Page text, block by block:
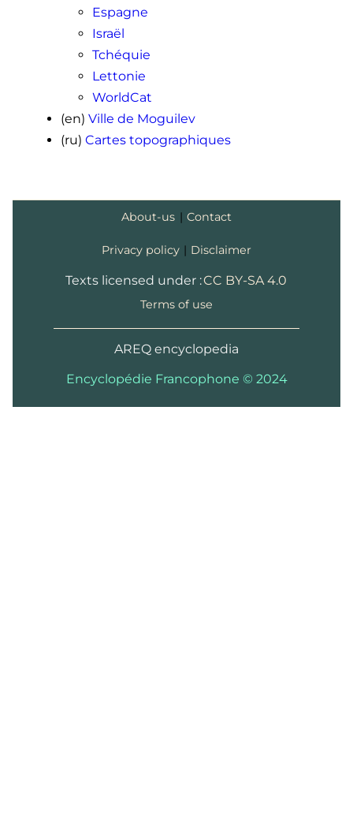
Espagne
Israël
Tchéquie
Lettonie
WorldCat
(en) Ville de Moguilev
(ru) Cartes topographiques
About-us | Contact
Privacy policy | Disclaimer
Texts licensed under :CC BY-SA 4.0
Terms of use
AREQ encyclopedia
Encyclopédie Francophone © 2024